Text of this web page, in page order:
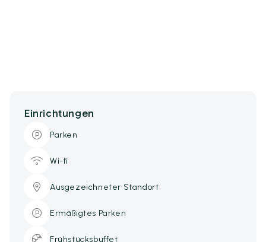
Einrichtungen
Parken
Wi-fi
Ausgezeichneter Standort
Ermäßigtes Parken
Frühstücksbuffet